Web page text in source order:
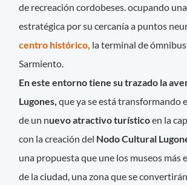
de recreación cordobeses. ocupando
estratégica por su cercanía a puntos
centro histórico, la terminal de
Sarmiento.
En este entorno tiene su trazado la
Lugones,que ya se está transformando
de un nuevo atractivo turísticoen la
con la creación del Nodo Cultural
una propuesta que une los museos más
de la ciudad, una zona que se